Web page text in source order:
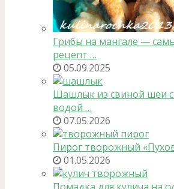
Грибы на мангале —
рецепт …
05.09.2025
Шашлык из свиной шеи
водой …
07.05.2026
Пирог творожный
01.05.2026